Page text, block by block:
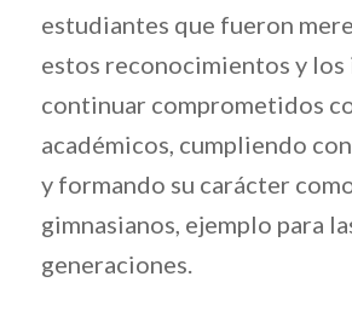
estudiantes que fueron
estos reconocimientos y los
continuar comprometidos
académicos, cumpliendo
y formando su carácter
gimnasianos, ejemplo para
generaciones.